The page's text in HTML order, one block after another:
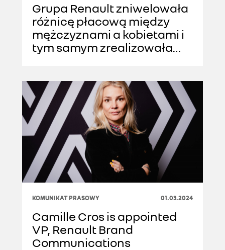
Grupa Renault zniwelowała
różnicę płacową między
mężczyznami a kobietami i
tym samym zrealizowała
KOMUNIKAT PRASOWY 01.03.2024
Camille Cros is appointed
VP, Renault Brand
Communications